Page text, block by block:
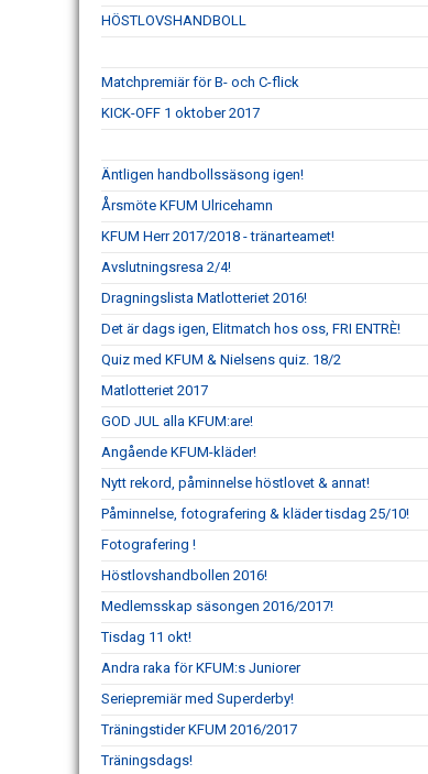
HÖSTLOVSHANDBOLL
Matchpremiär för B- och C-flick
KICK-OFF 1 oktober 2017
Äntligen handbollssäsong igen!
Årsmöte KFUM Ulricehamn
KFUM Herr 2017/2018 - tränarteamet!
Avslutningsresa 2/4!
Dragningslista Matlotteriet 2016!
Det är dags igen, Elitmatch hos oss, FRI ENTRÈ!
Quiz med KFUM & Nielsens quiz. 18/2
Matlotteriet 2017
GOD JUL alla KFUM:are!
Angående KFUM-kläder!
Nytt rekord, påminnelse höstlovet & annat!
Påminnelse, fotografering & kläder tisdag 25/10!
Fotografering !
Höstlovshandbollen 2016!
Medlemsskap säsongen 2016/2017!
Tisdag 11 okt!
Andra raka för KFUM:s Juniorer
Seriepremiär med Superderby!
Träningstider KFUM 2016/2017
Träningsdags!